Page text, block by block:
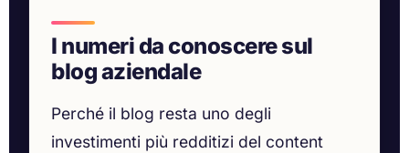
I numeri da conoscere sul
blog aziendale
Perché il blog resta uno degli
investimenti più redditizi del content